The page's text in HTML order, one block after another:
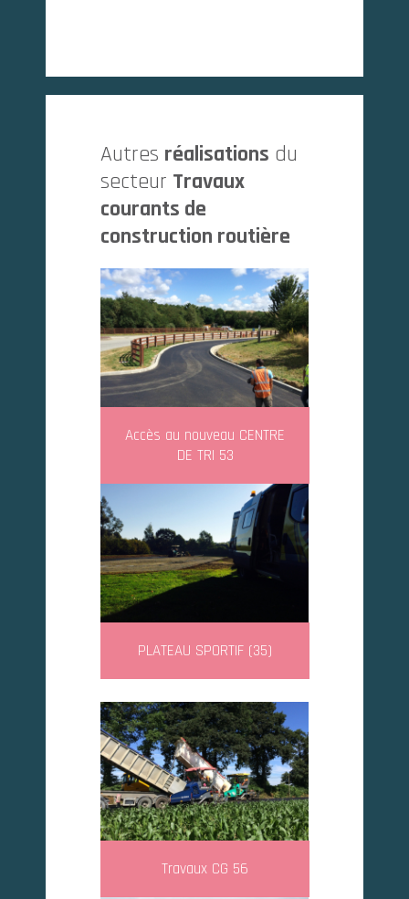
Autres réalisations du
secteur Travaux
courants de
construction routière
Accès au nouveau CENTRE
DE TRI 53
PLATEAU SPORTIF (35)
Travaux CG 56